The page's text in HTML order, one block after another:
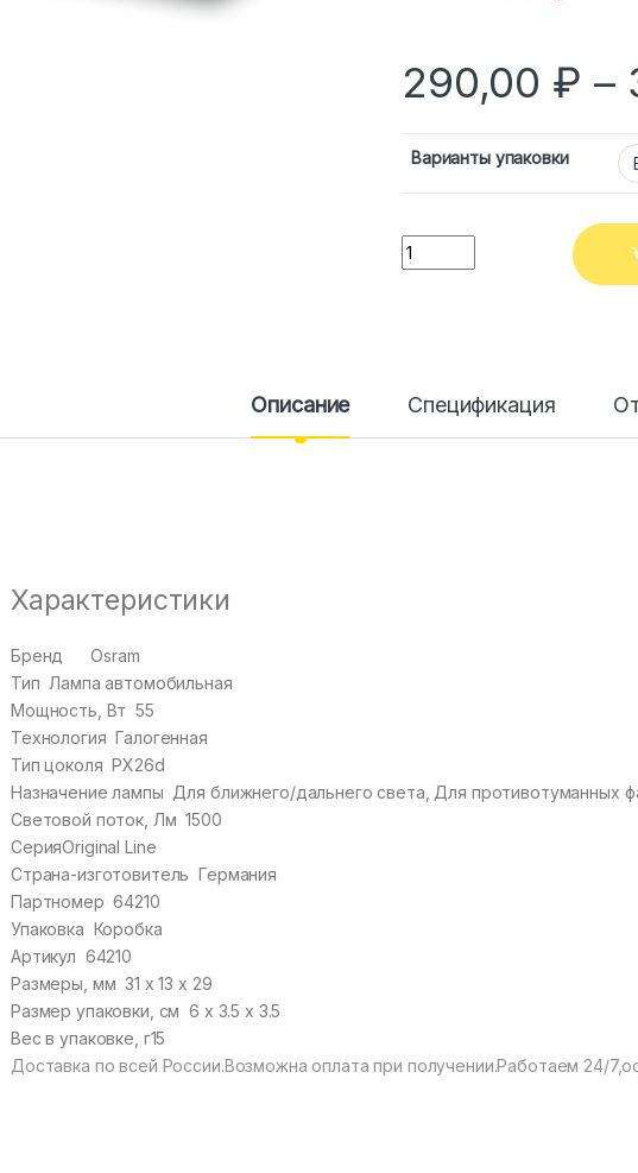
290,00 ₽ –
Варианты упаковки
Количество
Описание Спецификация
Характеристики
БрендOsram
ТипЛампа автомобильная
Мощность, Вт55
ТехнологияГалогенная
Тип цоколяPX26d
Назначение лампыДля ближнего/дальнего света,Для противотуманных
Световой поток, Лм1500
СерияOriginal Line
Страна-изготовительГермания
Партномер64210
Упаковка Коробка
Артикул 64210
Размеры, мм31 х 13 х 29
Размер упаковки, см6 x 3.5 x 3.5
Вес в упаковке, г15
Доставка по всей России.Возможна оплата при получении.Работаем 24/